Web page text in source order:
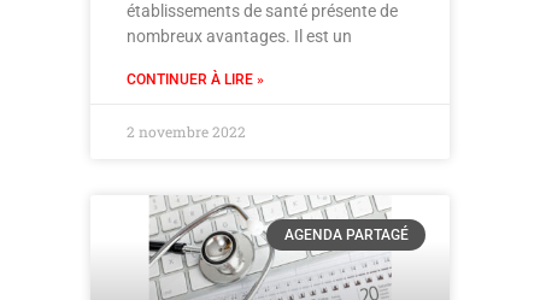
établissements de santé présente de
nombreux avantages. Il est un
CONTINUER À LIRE »
2 novembre 2022
AGENDA PARTAGÉ